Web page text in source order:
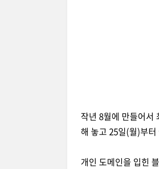
작년 8월에 만들어서
해 놓고 25일(월)부
개인 도메인을 입힌